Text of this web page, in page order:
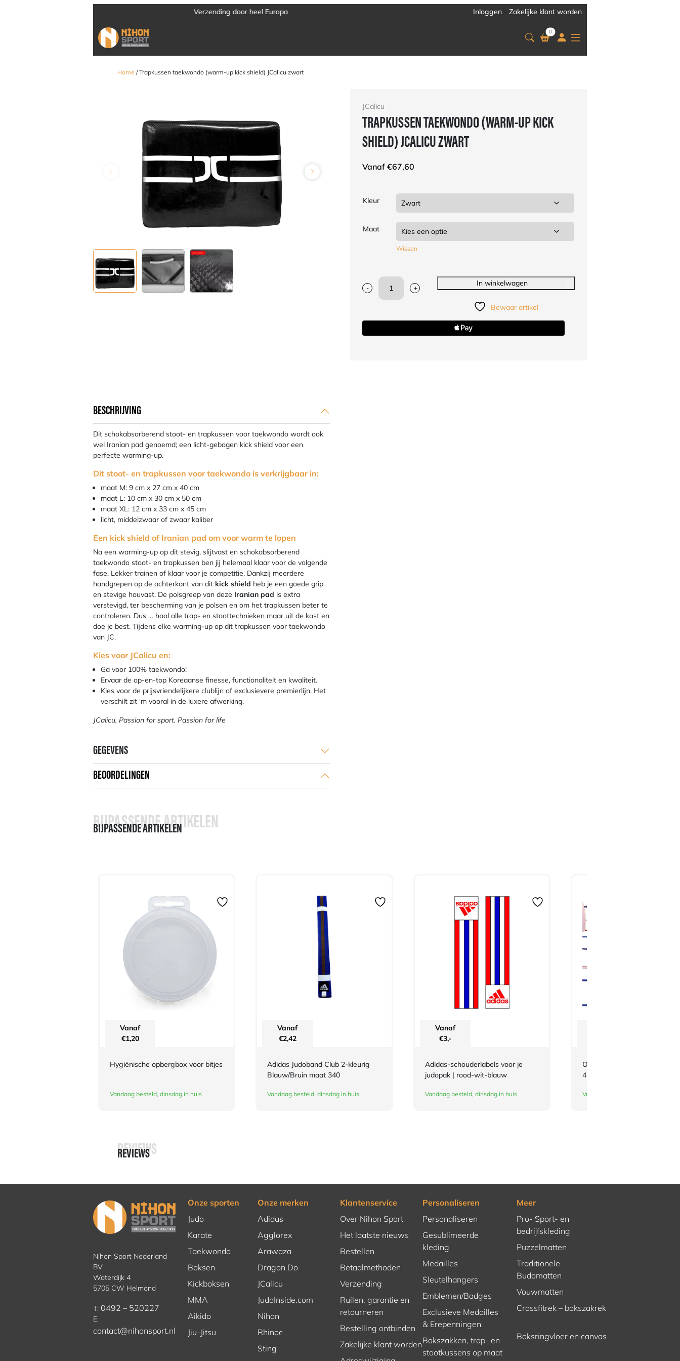
Inloggen Zakelijke klant worden
0
Home / Trapkussen taekwondo (warm-up kick shield) JCalicu zwart
JCalicu
TRAPKUSSEN TAEKWONDO (WARM-UP KICK
SHIELD) JCALICU ZWART
Vanaf €67,60
Kleur
Maat
Wissen
-
Trapkussen
up
kick
+
In winkelwagen
Bewaar artikel
BESCHRIJVING
Dit schokabsorberend stoot- en trapkussen voor taekwondo wordt ook
wel Iranian pad genoemd; een licht-gebogen kick shield voor een
perfecte warming-up.
Dit stoot- en trapkussen voor taekwondo is verkrijgbaar in:
maat M: 9 cm x 27 cm x 40 cm
maat L: 10 cm x 30 cm x 50 cm
maat XL: 12 cm x 33 cm x 45 cm
licht, middelzwaar of zwaar kaliber
Een kick shield of Iranian pad om voor warm te lopen
Na een warming-up op dit stevig, slijtvast en schokabsorberend
taekwondo stoot- en trapkussen ben jij helemaal klaar voor de volgende
fase. Lekker trainen of klaar voor je competitie. Dankzij meerdere
handgrepen op de achterkant van dit kick shield heb je een goede grip
en stevige houvast. De polsgreep van deze Iranian pad is extra
verstevigd, ter bescherming van je polsen en om het trapkussen beter te
controleren. Dus … haal alle trap- en stoottechnieken maar uit de kast en
doe je best. Tijdens elke warming-up op dit trapkussen voor taekwondo
van JC.
Kies voor JCalicu en:
Ga voor 100% taekwondo!
Ervaar de op-en-top Koreaanse finesse, functionaliteit en kwaliteit.
Kies voor de prijsvriendelijkere clublijn of exclusievere premierlijn. Het
verschilt zit ‘m vooral in de luxere afwerking.
JCalicu, Passion for sport. Passion for life
GEGEVENS
BEOORDELINGEN
BIJPASSENDE ARTIKELEN
BIJPASSENDE ARTIKELEN
Vanaf
€1,20
Hygiënische opbergbox voor bitjes
Vandaag besteld, dinsdag in huis
Vanaf
€2,42
Adidas Judoband Club 2-kleurig
Blauw/Bruin maat 340
Vandaag besteld, dinsdag in huis
Vanaf
€3,-
Adidas-schouderlabels voor je
judopak | rood-wit-blauw
Vandaag besteld, dinsdag in huis
Opvouwbare boksring op
4 x 4 meter
Vraag offerte aan
REVIEWS
REVIEWS
Nihon Sport Nederland
BV
Waterdijk 4
5705 CW Helmond
T: 0492 – 520227
E:
contact@nihonsport.nl
Onze sporten
Judo
Karate
Taekwondo
Boksen
Kickboksen
MMA
Aikido
Jiu-Jitsu
Onze merken
Adidas
Agglorex
Arawaza
Dragon Do
JCalicu
JudoInside.com
Nihon
Rhinoc
Sting
Klantenservice
Over Nihon Sport
Het laatste nieuws
Bestellen
Betaalmethoden
Verzending
Ruilen, garantie en
retourneren
Bestelling ontbinden
Zakelijke klant worden
Personaliseren
Personaliseren
Gesublimeerde
kleding
Medailles
Sleutelhangers
Emblemen/Badges
Exclusieve Medailles
& Erepenningen
Bokszakken, trap- en
stootkussens op maat
Meer
Pro- Sport- en
bedrijfskleding
Puzzelmatten
Traditionele
Budomatten
Vouwmatten
Crossfitrek – bokszakrek
Boksringvloer en canvas